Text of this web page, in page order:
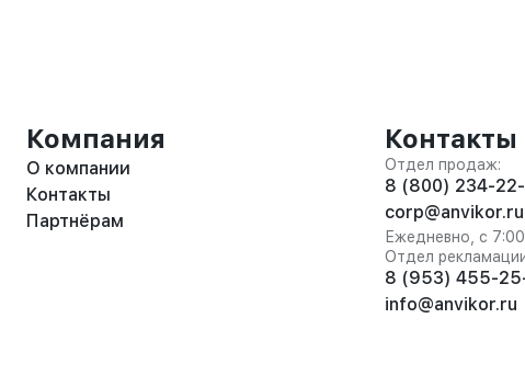
Компания
О компании
Контакты
Партнёрам
Контакты
Отдел продаж:
8 (800) 234-
corp@anvikor.ru
Ежедневно, с
Отдел
8 (953) 455-
info@anvikor.ru